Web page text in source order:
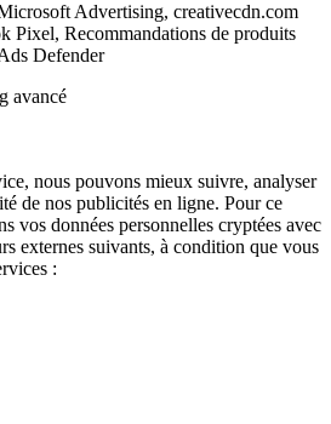
Advertising, creativecdn.com
Pixel, Recommandations de produits
Defender
avancé
nous pouvons mieux suivre, analyser
de nos publicités en ligne. Pour ce
vos données personnelles cryptées avec
externes suivants, à condition que vous
: